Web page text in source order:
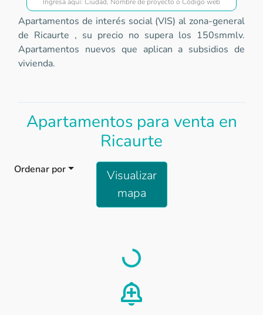
Apartamentos para venta en
Ricaurte
Apartamentos de interés social (VIS) al zona-general
de Ricaurte , su precio no supera los 150smmlv.
Apartamentos nuevos que aplican a subsidios de
vivienda.
Ordenar por
Visualizar
mapa
Load